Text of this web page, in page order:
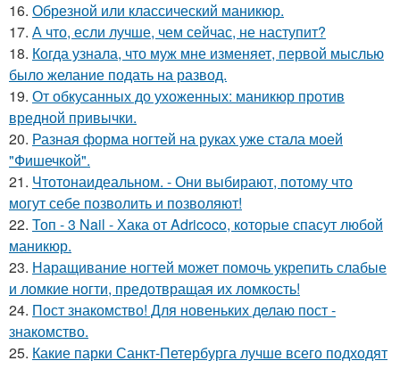
16. Обрезной или классический маникюр.
17. А что, если лучше, чем сейчас, не наступит?
18. Когда узнала, что муж мне изменяет, первой мыслью
было желание подать на развод.
19. От обкусанных до ухоженных: маникюр против
вредной привычки.
20. Разная форма ногтей на руках уже стала моей
"Фишечкой".
21. Чтотонаидеальном. - Они выбирают, потому что
могут себе позволить и позволяют!
22. Топ - 3 Nail - Хака от Adricoco, которые спасут любой
маникюр.
23. Наращивание ногтей может помочь укрепить слабые
и ломкие ногти, предотвращая их ломкость!
24. Пост знакомство! Для новеньких делаю пост -
знакомство.
25. Какие парки Санкт-Петербурга лучше всего подходят